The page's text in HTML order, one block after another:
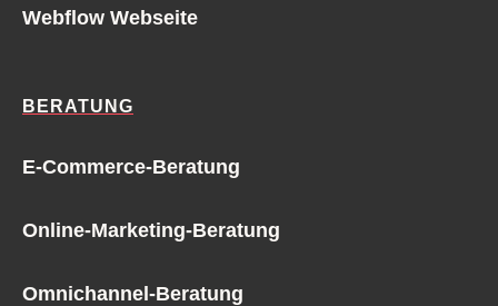
Webflow Webseite
BERATUNG
E-Commerce-Beratung
Online-Marketing-Beratung
Omnichannel-Beratung